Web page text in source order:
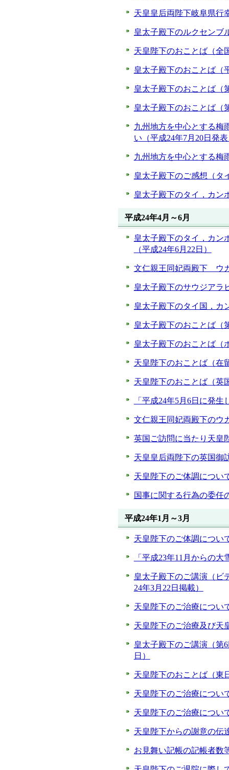
天皇皇后両陛下岐阜県行
皇太子殿下のルクセンブ
天皇陛下のおことば（全
皇太子殿下のおことば（
皇太子殿下のおことば（
皇太子殿下のおことば（
九州地方を中心とする梅
い（平成24年7月20日発
九州地方を中心とする梅
皇太子殿下のご感想（タ
皇太子殿下のタイ，カン
平成24年4月～6月
皇太子殿下のタイ，カン
（平成24年6月22日）
文仁親王同妃両殿下 ウ
皇太子殿下のサウジアラ
皇太子殿下のタイ国，カ
皇太子殿下のおことば（
皇太子殿下のおことば（
天皇陛下のおことば（在
天皇陛下のおことば（英
「平成24年5月6日に発
文仁親王同妃両殿下のウ
英国ご訪問に当たり天皇
天皇皇后両陛下の英国御
天皇陛下のご体調につい
国事に関する行為の委任
平成24年1月～3月
天皇陛下のご体調につい
「平成23年11月からの
皇太子殿下のご講演（ビ
24年3月22日掲載）
天皇陛下のご治療につい
天皇陛下のご治療及び天
皇太子殿下のご講演（第
日）
天皇陛下のおことば（東
天皇陛下のご治療につい
天皇陛下のご治療につい
天皇陛下からの謝意の伝
お見舞い記帳の記帳者数